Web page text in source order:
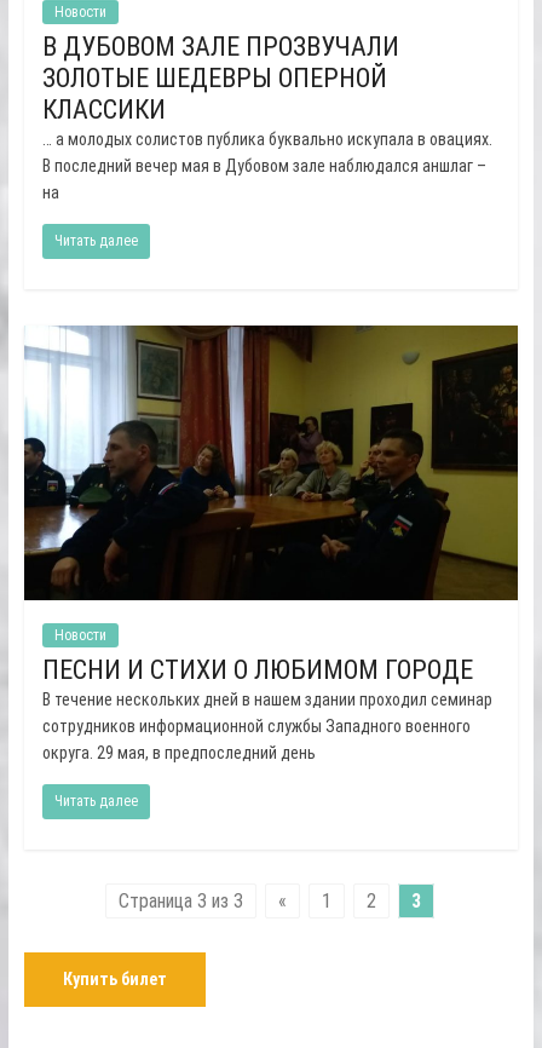
Новости
В ДУБОВОМ ЗАЛЕ ПРОЗВУЧАЛИ
ЗОЛОТЫЕ ШЕДЕВРЫ ОПЕРНОЙ
КЛАССИКИ
… а молодых солистов публика буквально искупала в овациях.
В последний вечер мая в Дубовом зале наблюдался аншлаг –
на
Читать далее
Новости
ПЕСНИ И СТИХИ О ЛЮБИМОМ ГОРОДЕ
В течение нескольких дней в нашем здании проходил семинар
сотрудников информационной службы Западного военного
округа. 29 мая, в предпоследний день
Читать далее
Страница 3 из 3 « 1 2 3
Купить билет